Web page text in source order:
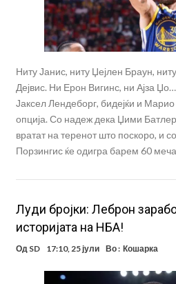
Ниту Јанис, ниту Џејлен Браун,
Дејвис. Ни Ерон Вигинс, ни Ајза
Јаксел Лендеборг, бидејќи и
опција. Со надеж дека Џими
вратат на теренот што поскоро, и
Порзингис ќе одигра барем 60
Луди бројки: Леброн
историјата на НБА!
Од SD 17:10, 25 јули Во : Кошарка